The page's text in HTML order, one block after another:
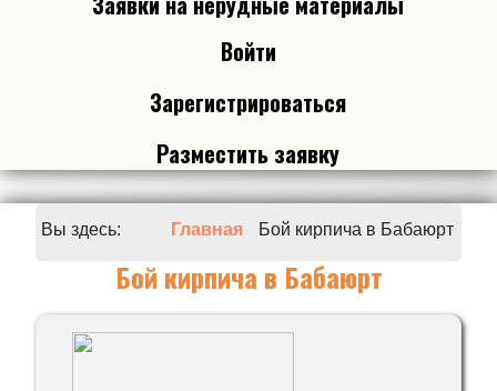
Войти
Зарегистрироваться
Разместить заявку
Вы здесь: Главная Бой кирпича в Бабаюрт
Бой кирпича в Бабаюрт